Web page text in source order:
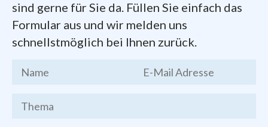
Dokumente zum Gründungsprozess der
Pfarreifinden Sie hier zum Herunterladen:
Kernthesen des Chemnitzer
Stadtgesprächs, Endfassung vom 19.
Brief des Bischofs Heinrich
sind gerne für Sie da. Füllen Sie einfach das
Formular aus und wir melden uns
schnellstmöglich bei Ihnen zurück.